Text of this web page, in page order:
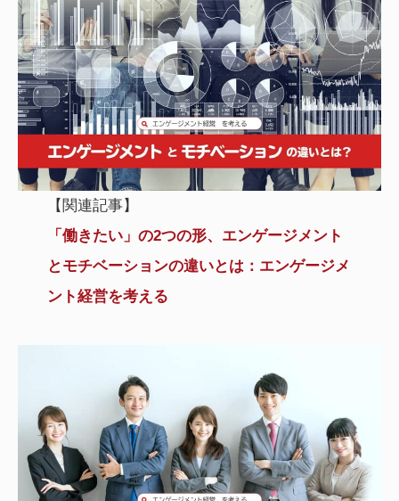
【関連記事】
「働きたい」の2つの形、エンゲージメント
とモチベーションの違いとは：エンゲージメ
ント経営を考える